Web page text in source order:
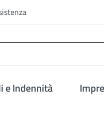
e Indennità